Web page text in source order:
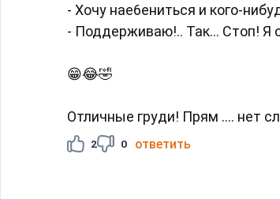
- Хочу нае6ениться и кого-
- Поддерживаю!.. Так... Стоп! Я
😁😂🤣
Отличные груди! Прям .... нет
2 0 ответить